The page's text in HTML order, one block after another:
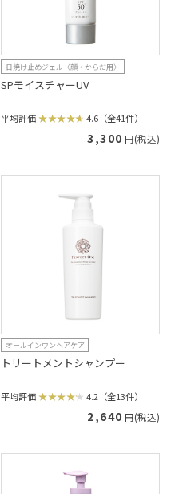
日焼け止めジェル〈顔・からだ用〉
SPモイスチャーUV
平均評価 4.6（全41件）
3,300 円(税込)
オールインワンヘアケア
トリートメントシャンプー
平均評価 4.2（全13件）
2,640 円(税込)